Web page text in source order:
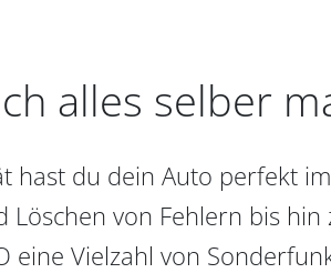
alles selber
hast du dein Auto perfekt
von Fehlern bis
eine Vielzahl von